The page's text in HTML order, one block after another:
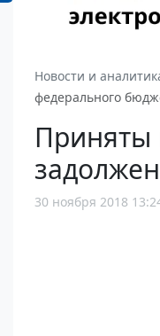
Новости и
федерального
Приняты
30 ноября 2018